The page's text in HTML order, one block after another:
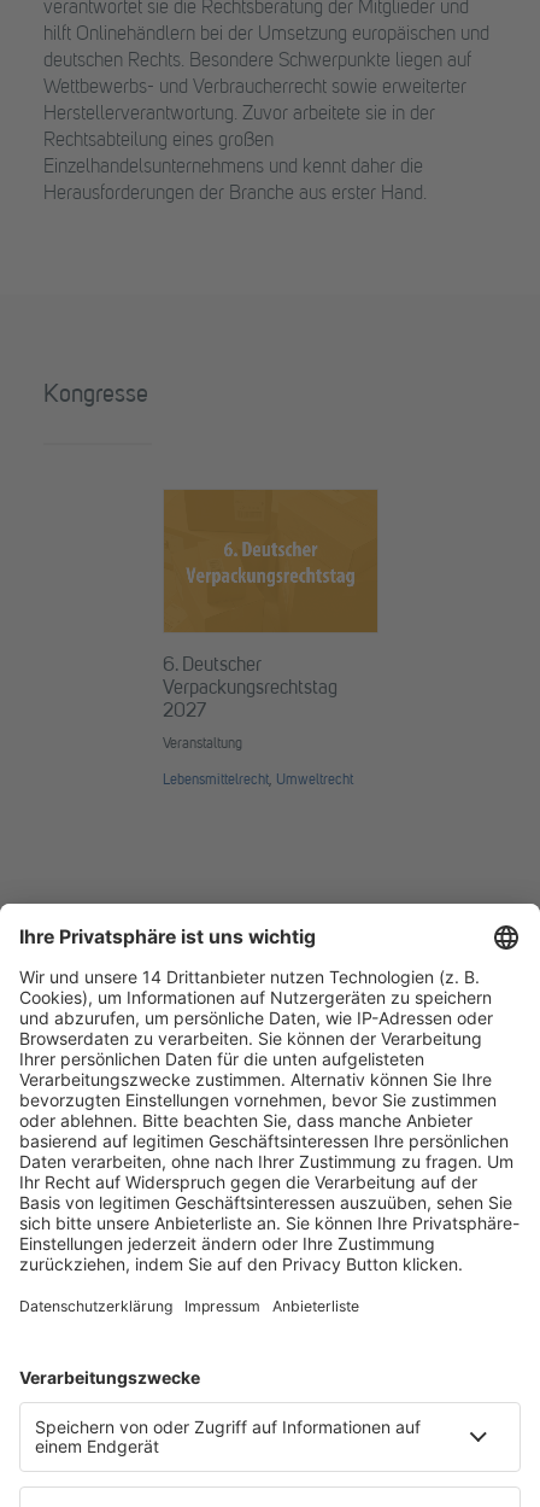
verantwortet sie die Rechtsberatung der Mitglieder und
hilft Onlinehändlern bei der Umsetzung europäischen und
deutschen Rechts. Besondere Schwerpunkte liegen auf
Wettbewerbs- und Verbraucherrecht sowie erweiterter
Herstellerverantwortung. Zuvor arbeitete sie in der
Rechtsabteilung eines großen
Einzelhandelsunternehmens und kennt daher die
Herausforderungen der Branche aus erster Hand.
Kongresse
6. Deutscher
Verpackungsrechtstag
2027
Veranstaltung
Lebensmittelrecht, Umweltrecht
Fachmedien Recht und Wirtschaft
Ein Fachbereich der
dfv Mediengruppe
Mainzer Landstr. 251
60326 Frankfurt am Main
E-Mail:info@ruw.de
Web:https://www.ruw.de
AGB
Datenschutzerklärung
Genderhinweis
Cookie-Einstellungen